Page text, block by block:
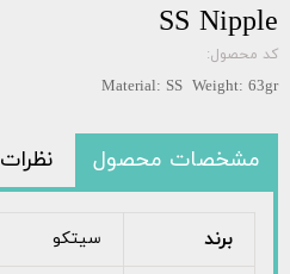
SS Nipple
کد محصول:
Material: SS Weight: 63gr
مشخصات محصول نظرات
برند سیتکو